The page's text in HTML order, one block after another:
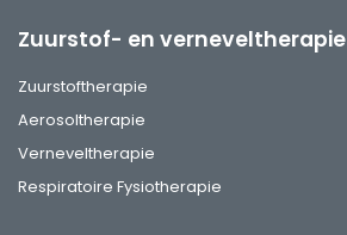
Zuurstof- en verneveltherapie
Zuurstoftherapie
Aerosoltherapie
Verneveltherapie
Respiratoire Fysiotherapie